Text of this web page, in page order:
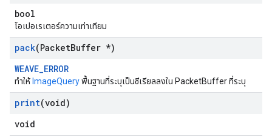
bool
โอเปอเรเตอร์ความเท่าเทียม
pack(PacketBuffer *)
WEAVE_ERROR
ทำให้ ImageQueryพื้นฐานที่ระบุเป็นซีเรียลลงใน PacketBuffer ที่ระบุ
print(void)
void